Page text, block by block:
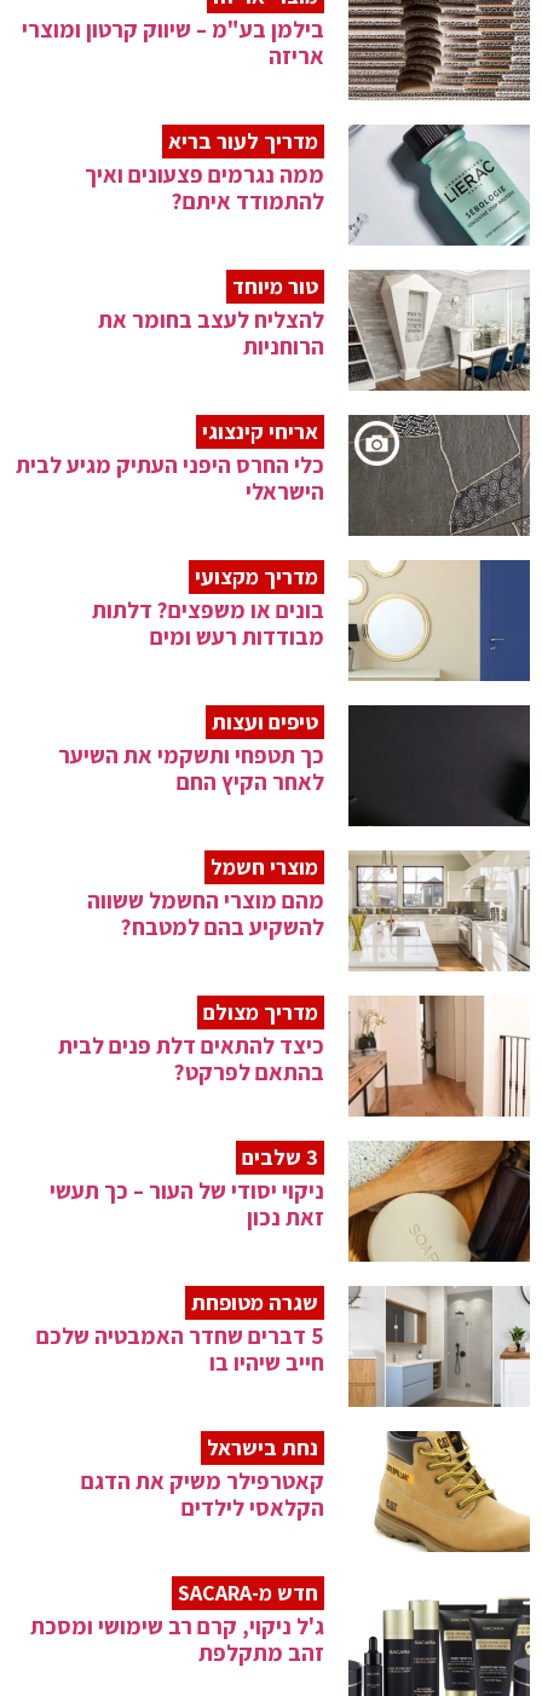
בילמן בע"מ – שיווק קרטון ומוצרי
אריזה
מדריך לעור בריא
ממה נגרמים פצעונים ואיך
להתמודד איתם?
טור מיוחד
להצליח לעצב בחומר את
הרוחניות
אריחי קינצוגי
כלי החרס היפני העתיק מגיע לבית
הישראלי
מדריך מקצועי
בונים או משפצים? דלתות
מבודדות רעש ומים
טיפים ועצות
כך תטפחי ותשקמי את השיער
לאחר הקיץ החם
מוצרי חשמל
מהם מוצרי החשמל ששווה
להשקיע בהם למטבח?
מדריך מצולם
כיצד להתאים דלת פנים לבית
בהתאם לפרקט?
3 שלבים
ניקוי יסודי של העור – כך תעשי
זאת נכון
שגרה מטופחת
5 דברים שחדר האמבטיה שלכם
חייב שיהיו בו
נחת בישראל
קאטרפילר משיק את הדגם
הקלאסי לילדים
חדש מ-SACARA
ג'ל ניקוי, קרם רב שימושי ומסכת
זהב מתקלפת